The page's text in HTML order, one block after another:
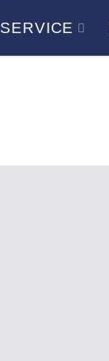
SERVICE